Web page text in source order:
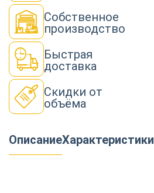
Строительство
Собственное
производство
Быстрая
доставка
Скидки от
объёма
ОписаниеХарактеристики